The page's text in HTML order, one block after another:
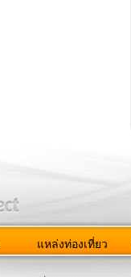
แหล่งท่องเที่ยว